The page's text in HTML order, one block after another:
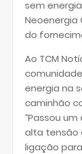
sem
Neoenergia
do
Ao TCM
energia na
caminhão
“Passou
alta tensão
ligação